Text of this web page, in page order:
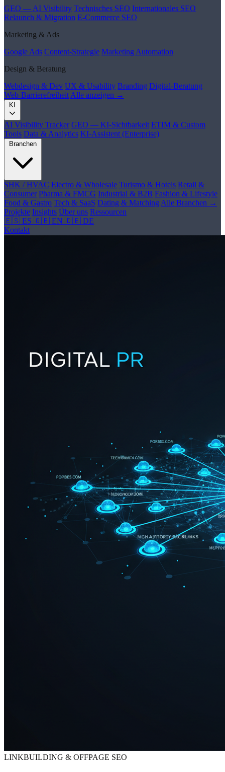
GEO — AI Visibility Technisches SEO Internationales SEO
Relaunch & Migration E-Commerce SEO
Marketing & Ads
Google Ads Content-Strategie Marketing Automation
Design & Beratung
Webdesign & Dev UX & Usability Branding Digital-Beratung
Web-Barrierefreiheit Alle anzeigen →
KI
AI Visibility Tracker GEO — KI-Sichtbarkeit ETIM & Custom
Tools Data & Analytics KI-Assistent (Enterprise)
Branchen
SHK / HVAC Electro & Wholesale Turismo & Hotels Retail &
Consumer Pharma & FMCG Industrial & B2B Fashion & Lifestyle
Food & Gastro Tech & SaaS Dating & Matching Alle Branchen →
Projekte Insights Über uns Ressourcen
🇪🇸 ES 🇬🇧 EN 🇩🇪 DE
Kontakt
LINKBUILDING & OFFPAGE SEO